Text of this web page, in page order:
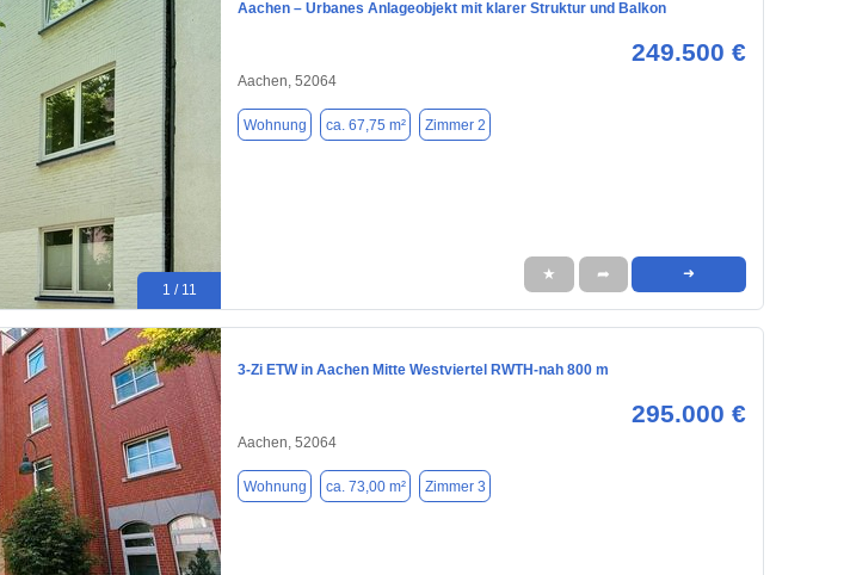
1 / 11
Aachen – Urbanes Anlageobjekt mit klarer Struktur und Balkon
249.500 €
Aachen, 52064
Wohnung ca. 67,75 m² Zimmer 2
★ ➦ ➜
3-Zi ETW in Aachen Mitte Westviertel RWTH-nah 800 m
295.000 €
Aachen, 52064
Wohnung ca. 73,00 m² Zimmer 3